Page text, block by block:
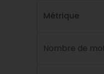
Métrique
Nombre de